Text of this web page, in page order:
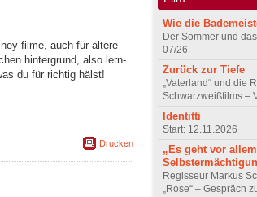
filme, auch für ältere
hintergrund, also lern-
du für richtig hälst!
Drucken
Wie die
Der Sommer und
07/26
Zurück zur Tiefe
„Vaterland“ und die
Schwarzweißfilms –
Identitti
Start: 12.11.2026
„Es geht vor
Regisseur Markus
„Rose“ – Gespräch